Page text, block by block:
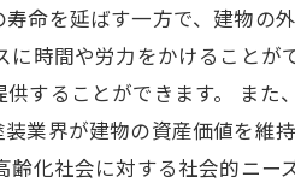
命を延ばす一方で、建物の
時間や労力をかけることが
することができます。 また
業界が建物の資産価値を維
化社会に対する社会的ニー